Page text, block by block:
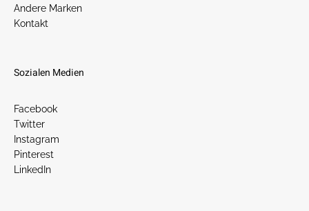
Andere Marken
Kontakt
Sozialen Medien
Facebook
Twitter
Instagram
Pinterest
LinkedIn